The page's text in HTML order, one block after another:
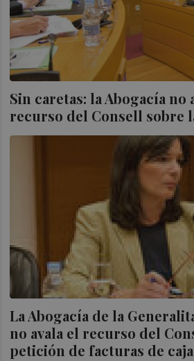
Sin caretas: la Abogacía no
recurso del Consell sobre
La Abogacía de la
no avala el recurso del
petición de facturas de